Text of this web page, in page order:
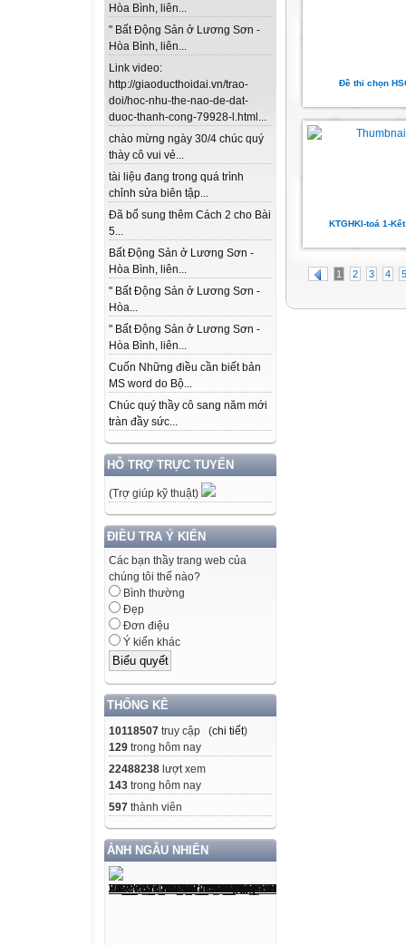
Hòa Bình, liên...
" Bất Động Sản ở Lương Sơn -
Hòa Bình, liên...
Link video:
http://giaoducthoidai.vn/trao-
doi/hoc-nhu-the-nao-de-dat-
duoc-thanh-cong-79928-l.html...
chào mừng ngày 30/4 chúc quý
thày cô vui vẻ...
tài liệu đang trong quá trình
chỉnh sửa biên tập...
Đã bổ sung thêm Cách 2 cho Bài
5...
Bất Động Sản ở Lương Sơn -
Hòa Bình, liên...
" Bất Động Sản ở Lương Sơn -
Hòa...
" Bất Động Sản ở Lương Sơn -
Hòa Bình, liên...
Cuốn Những điều cần biết bản
MS word do Bộ...
Chúc quý thầy cô sang năm mới
tràn đầy sức...
HỖ TRỢ TRỰC TUYẾN
(Trợ giúp kỹ thuật)
ĐIỀU TRA Ý KIẾN
Các bạn thầy trang web của
chúng tôi thế nào?
Bình thường
Đẹp
Đơn điệu
Ý kiến khác
THỐNG KÊ
10118507 truy cập (chi tiết)
129 trong hôm nay
22488238 lượt xem
143 trong hôm nay
597 thành viên
ẢNH NGẪU NHIÊN
Đề thi chọn
KTGHKI-toá 1-
1 2 3 4 5